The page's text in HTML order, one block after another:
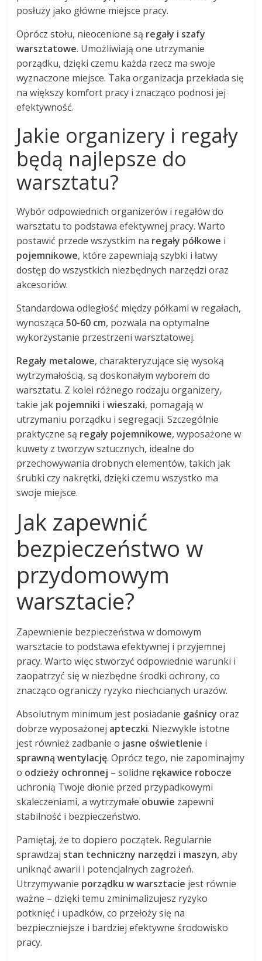
posłuży jako główne miejsce pracy.
Oprócz stołu, nieocenione są regały i szafy
warsztatowe. Umożliwiają one utrzymanie
porządku, dzięki czemu każda rzecz ma swoje
wyznaczone miejsce. Taka organizacja przekłada się
na większy komfort pracy i znacząco podnosi jej
efektywność.
Jakie organizery i regały
będą najlepsze do
warsztatu?
Wybór odpowiednich organizerów i regałów do
warsztatu to podstawa efektywnej pracy. Warto
postawić przede wszystkim na regały półkowe i
pojemnikowe, które zapewniają szybki i łatwy
dostęp do wszystkich niezbędnych narzędzi oraz
akcesoriów.
Standardowa odległość między półkami w regałach,
wynosząca50-60 cm, pozwala na optymalne
wykorzystanie przestrzeni warsztatowej.
Regały metalowe, charakteryzujące się wysoką
wytrzymałością, są doskonałym wyborem do
warsztatu. Z kolei różnego rodzaju organizery,
takie jak pojemniki iwieszaki, pomagają w
utrzymaniu porządku i segregacji. Szczególnie
praktyczne są regały pojemnikowe, wyposażone w
kuwety z tworzyw sztucznych, idealne do
przechowywania drobnych elementów, takich jak
śrubki czy nakrętki, dzięki czemu wszystko ma
swoje miejsce.
Jak zapewnić
bezpieczeństwo w
przydomowym
warsztacie?
Zapewnienie bezpieczeństwa w domowym
warsztacie to podstawa efektywnej i przyjemnej
pracy. Warto więc stworzyć odpowiednie warunki i
zaopatrzyć się w niezbędne środki ochrony, co
znacząco ograniczy ryzyko niechcianych urazów.
Absolutnym minimum jest posiadanie gaśnicy oraz
dobrze wyposażonej apteczki. Niezwykle istotne
jest również zadbanie o jasne oświetlenie i
sprawną wentylację. Oprócz tego, nie zapominajmy
o odzieży ochronnej – solidne rękawice robocze
uchronią Twoje dłonie przed przypadkowymi
skaleczeniami, a wytrzymałe obuwie zapewni
stabilność i bezpieczeństwo.
Pamiętaj, że to dopiero początek. Regularnie
sprawdzaj stan techniczny narzędzi i maszyn, aby
uniknąć awarii i potencjalnych zagrożeń.
Utrzymywanie porządku w warsztacie jest równie
ważne – dzięki temu zminimalizujesz ryzyko
potknięć i upadków, co przełoży się na
bezpieczniejsze i bardziej efektywne środowisko
pracy.